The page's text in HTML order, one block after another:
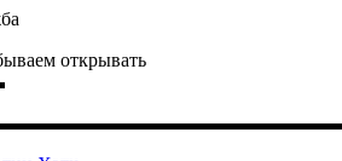
открывать